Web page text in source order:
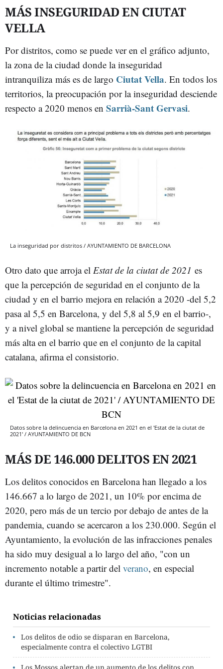
MÁS INSEGURIDAD EN CIUTAT
VELLA
Por distritos, como se puede ver en el gráfico adjunto,
la zona de la ciudad donde la inseguridad
intranquiliza más es de largo Ciutat Vella. En todos los
territorios, la preocupación por la inseguridad desciende
respecto a 2020 menos en Sarrià-Sant Gervasi.
La inseguridad por distritos / AYUNTAMIENTO DE BARCELONA
Otro dato que arroja el Estat de la ciutat de 2021 es
que la percepción de seguridad en el conjunto de la
ciudad y en el barrio mejora en relación a 2020 -del 5,2
pasa al 5,5 en Barcelona, y del 5,8 al 5,9 en el barrio-,
y a nivel global se mantiene la percepción de seguridad
más alta en el barrio que en el conjunto de la capital
catalana, afirma el consistorio.
Datos sobre la delincuencia en Barcelona en 2021 en el 'Estat de la ciutat de
2021' / AYUNTAMIENTO DE BCN
MÁS DE 146.000 DELITOS EN 2021
Los delitos conocidos en Barcelona han llegado a los
146.667 a lo largo de 2021, un 10% por encima de
2020, pero más de un tercio por debajo de antes de la
pandemia, cuando se acercaron a los 230.000. Según el
Ayuntamiento, la evolución de las infracciones penales
ha sido muy desigual a lo largo del año, "con un
incremento notable a partir del verano, en especial
durante el último trimestre".
Noticias relacionadas
Los delitos de odio se disparan en Barcelona,
especialmente contra el colectivo LGTBI